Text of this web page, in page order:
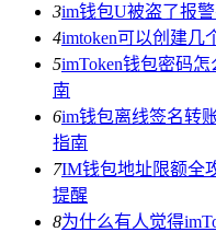
3im钱包U被盗了报
4imtoken可以创建几
5imToken钱包密码
南
6im钱包离线签名转
指南
7IM钱包地址限额全
提醒
8为什么有人觉得